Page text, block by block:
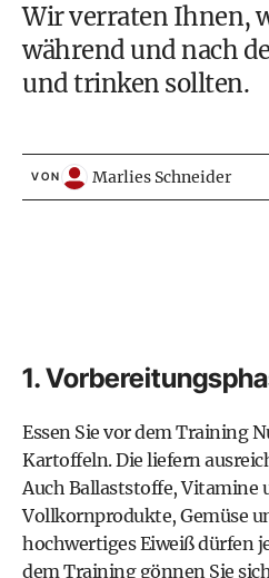
Wir verraten Ihnen,
während und nach
und trinken sollten.
VON Marlies Schneider
1.
Essen Sie vor dem Training
Kartoffeln. Die liefern
Auch Ballaststoffe, Vitamine
Vollkornprodukte, Gemüse
hochwertiges Eiweiß dürfen
dem Training gönnen Sie